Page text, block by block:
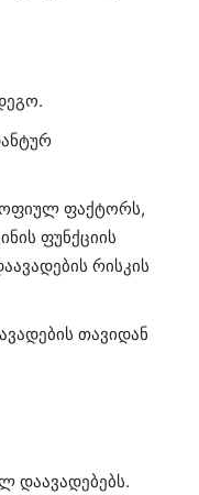
ფაქტორს,
ფუნქციის
რისკის
თავიდან
დაავადებებს.